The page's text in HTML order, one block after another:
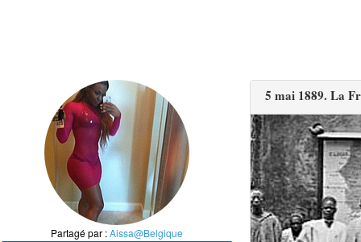
5 mai 1889. La
Partagé par :Aissa@Belgique